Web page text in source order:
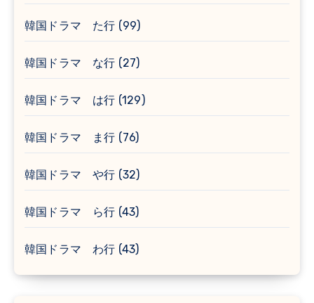
韓国ドラマ た行 (99)
韓国ドラマ な行 (27)
韓国ドラマ は行 (129)
韓国ドラマ ま行 (76)
韓国ドラマ や行 (32)
韓国ドラマ ら行 (43)
韓国ドラマ わ行 (43)